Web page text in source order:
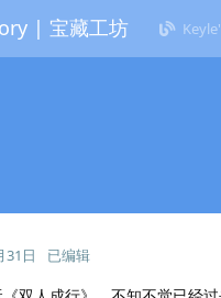
| 宝藏工坊
31日 已编辑